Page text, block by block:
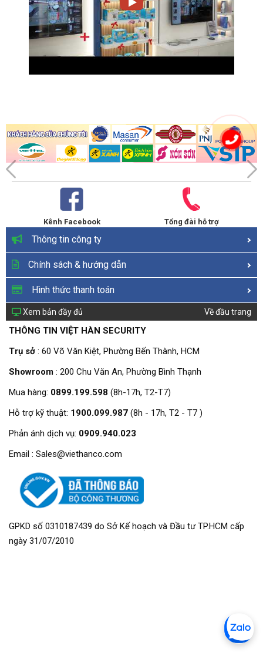
Kênh Facebook Tổng đài hỗ trợ
Thông tin công ty
Chính sách & hướng dẫn
Hình thức thanh toán
Xem bản đầy đủ Về đầu trang
THÔNG TIN VIỆT HÀN SECURITY
Trụ sở : 60 Võ Văn Kiệt, Phường Bến Thành, HCM
Showroom : 200 Chu Văn An, Phường Bình Thạnh
Mua hàng: 0899.199.598 (8h-17h, T2-T7)
Hỗ trợ kỹ thuật: 1900.099.987 (8h - 17h, T2 - T7 )
Phản ánh dịch vụ: 0909.940.023
Email : Sales@viethanco.com
GPKD số 0310187439 do Sở Kế hoạch và Đầu tư TP.HCM cấp
ngày 31/07/2010